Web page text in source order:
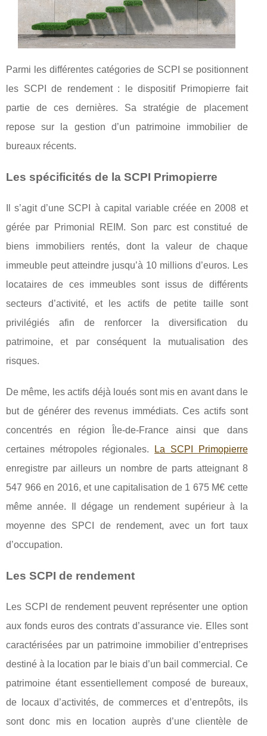
Parmi les différentes catégories de SCPI se positionnent
les SCPI de rendement : le dispositif Primopierre fait
partie de ces dernières. Sa stratégie de placement
repose sur la gestion d’un patrimoine immobilier de
bureaux récents.
Les spécificités de la SCPI Primopierre
Il s’agit d’une SCPI à capital variable créée en 2008 et
gérée par Primonial REIM. Son parc est constitué de
biens immobiliers rentés, dont la valeur de chaque
immeuble peut atteindre jusqu’à 10 millions d’euros. Les
locataires de ces immeubles sont issus de différents
secteurs d’activité, et les actifs de petite taille sont
privilégiés afin de renforcer la diversification du
patrimoine, et par conséquent la mutualisation des
risques.
De même, les actifs déjà loués sont mis en avant dans le
but de générer des revenus immédiats. Ces actifs sont
concentrés en région Île-de-France ainsi que dans
certaines métropoles régionales.
La SCPI Primopierre
enregistre par ailleurs un nombre de parts atteignant 8
547 966 en 2016, et une capitalisation de 1 675 M€ cette
même année. Il dégage un rendement supérieur à la
moyenne des SPCI de rendement, avec un fort taux
d’occupation.
Les SCPI de rendement
Les SCPI de rendement peuvent représenter une option
aux fonds euros des contrats d’assurance vie. Elles sont
caractérisées par un patrimoine immobilier d’entreprises
destiné à la location par le biais d’un bail commercial. Ce
patrimoine étant essentiellement composé de bureaux,
de locaux d’activités, de commerces et d’entrepôts, ils
sont donc mis en location auprès d’une clientèle de